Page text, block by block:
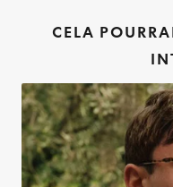
CELA